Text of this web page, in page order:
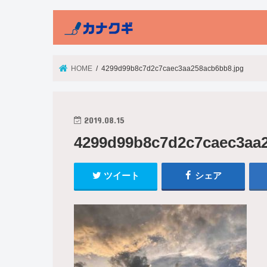
HOME 4299d99b8c7d2c7caec3aa258acb6bb8.jpg
2019.08.15
ツイート シェア